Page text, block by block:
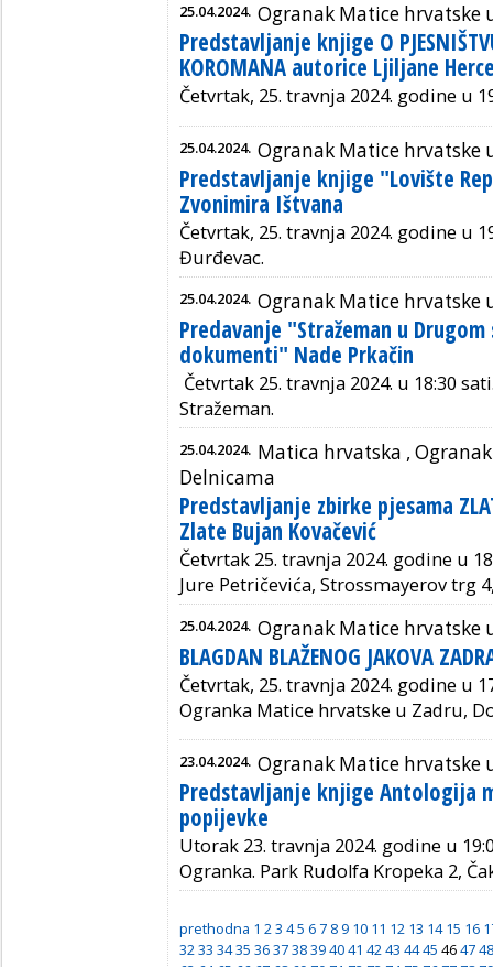
25.04.2024. Ogranak Matice hrvatske
Predstavljanje knjige O
KOROMANA autorice Ljiljane
Četvrtak, 25. travnja 2024. godine u
25.04.2024. Ogranak Matice hrvatske
Predstavljanje knjige "Lovište
Zvonimira Ištvana
Četvrtak, 25. travnja 2024. godine u
Đurđevac.
25.04.2024. Ogranak Matice hrvatske
Predavanje "Stražeman u
dokumenti" Nade Prkačin
Četvrtak 25. travnja 2024. u 18:30
Stražeman.
25.04.2024. Matica hrvatska ,
Delnicama
Predstavljanje zbirke pjesama
Zlate Bujan Kovačević
Četvrtak 25. travnja 2024. godine u
Jure Petričevića, Strossmayerov trg
25.04.2024. Ogranak Matice hrvatske
BLAGDAN BLAŽENOG JAKOVA
Četvrtak, 25. travnja 2024. godine u
Ogranka Matice hrvatske u Zadru,
23.04.2024. Ogranak Matice hrvatske
Predstavljanje knjige Antologija
popijevke
Utorak 23. travnja 2024. godine u
Ogranka. Park Rudolfa Kropeka 2,
prethodna 1 23 45 6 7 8 9 10 11 12 13 14 15 16
3233 3435 363738394041 4243 4445 464748